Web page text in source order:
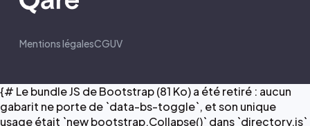
Mentions légalesCGUV
{# Le bundle JS de Bootstrap (81 Ko) a été retiré : aucun
gabarit ne porte de `data-bs-toggle`, et son unique
usage était `new bootstrap.Collapse()` dans `directory.js`